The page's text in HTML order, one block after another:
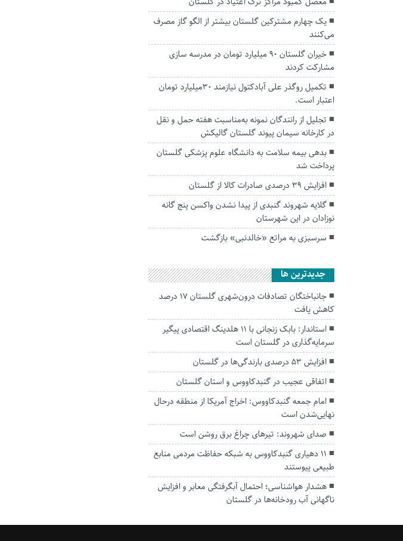
یک چهارم مشترکین گلستان بیشتر از الگو گاز مصرف
می‌کنند
خیران گلستان ۹۰ میلیارد تومان در مدرسه سازی
مشارکت کردند
تکمیل روگذر علی آبادکتول نیازمند ۳۰میلیارد تومان
اعتبار است.
تجلیل از رانندگان نمونه به‌مناسبت هفته حمل و نقل
در کارخانه سیمان پیوند گلستان گالیکش
بدهی بیمه سلامت به دانشگاه علوم پزشکی گلستان
پرداخت شد
افزایش ۳۹ درصدی صادرات کالا از گلستان
گلایه شهروند گنبدی از پیدا نشدن واکسن پنج گانه
نوزادان در‌ این شهرستان
سرسبزی به مراتع «خالدنبی» بازگشت
جديدترين ها
جانباختگان تصادفات درون‌شهری گلستان ۱۷ درصد
کاهش یافت
استاندار: بابک زنجانی با ۱۱ هلدینگ اقتصادی پیگیر
سرمایه‌گذاری در گلستان است
افزایش ۵۳ درصدی بارندگی‌ها در گلستان
اتفاقی عجیب در‌ گنبدکاووس و استان گلستان
امام جمعه گنبدکاووس: اخراج آمریکا از منطقه درحال
نهایی‌شدن است
صدای شهروند: تیرهای چراغ برق روشن است
۱۱ دهیاری گنبدکاووس به شبکه حفاظت مردمی منابع
طبیعی پیوستند
هشدار هواشناسی؛ احتمال آبگرفتگی معابر و افزایش
ناگهانی آب رودخانه‌ها در گلستان